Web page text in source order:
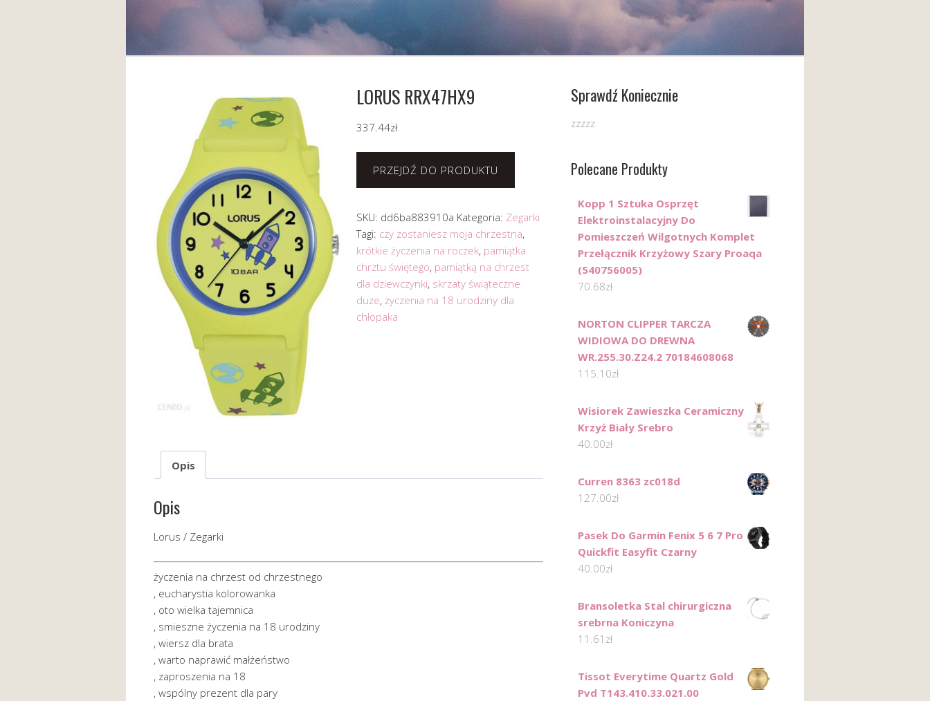
LORUS RRX47HX9
337.44zł
PRZEJDŹ DO PRODUKTU
SKU: dd6ba883910a Kategoria: Zegarki
Tagi: czy zostaniesz moja chrzestna,
krótkie życzenia na roczek, pamiątka
chrztu świętego, pamiątką na chrzest
dla dziewczynki, skrzaty świąteczne
duze, życzenia na 18 urodziny dla
chłopaka
Opis
Opis
Lorus / Zegarki
życzenia na chrzest od chrzestnego
, eucharystia kolorowanka
, oto wielka tajemnica
, smieszne życzenia na 18 urodziny
, wiersz dla brata
, warto naprawić małżeństwo
, zaproszenia na 18
, wspólny prezent dla pary
Sprawdź Koniecznie
zzzzz
Polecane Produkty
Kopp 1 Sztuka Osprzęt
Elektroinstalacyjny Do
Pomieszczeń Wilgotnych Komplet
Przełącznik Krzyżowy Szary Proaqa
(540756005)
70.68zł
NORTON CLIPPER TARCZA
WIDIOWA DO DREWNA
WR.255.30.Z24.2 70184608068
115.10zł
Wisiorek Zawieszka Ceramiczny
Krzyż Biały Srebro
40.00zł
Curren 8363 zc018d
127.00zł
Pasek Do Garmin Fenix 5 6 7 Pro
Quickfit Easyfit Czarny
40.00zł
Bransoletka Stal chirurgiczna
srebrna Koniczyna
11.61 zł
Tissot Everytime Quartz Gold
Pvd T143.410.33.021.00